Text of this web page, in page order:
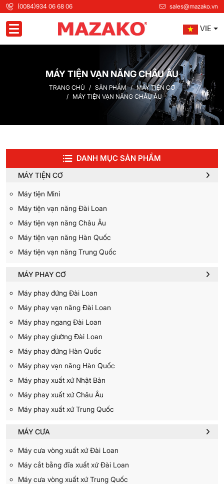
(0084)934 06 68 06 sales@mazako.vn
Toggle navigation VIE
MÁY TIỆN VẠN NĂNG CHÂU ÂU
TRANG CHỦ SẢN PHẨM
MÁY TIỆN CƠ
MÁY TIỆN VẠN NĂNG CHÂU ÂU
DANH MỤC SẢN PHẨM
MÁY TIỆN CƠ
Máy tiện Mini
Máy tiện vạn năng Đài Loan
Máy tiện vạn năng Châu Âu
Máy tiện vạn năng Hàn Quốc
Máy tiện vạn năng Trung Quốc
MÁY PHAY CƠ
Máy phay đứng Đài Loan
Máy phay vạn năng Đài Loan
Máy phay ngang Đài Loan
Máy phay giường Đài Loan
Máy phay đứng Hàn Quốc
Máy phay vạn năng Hàn Quốc
Máy phay xuất xứ Nhật Bản
Máy phay xuất xứ Châu Âu
Máy phay xuất xứ Trung Quốc
MÁY CƯA
Máy cưa vòng xuất xứ Đài Loan
Máy cắt bằng đĩa xuất xứ Đài Loan
Máy cưa vòng xuất xứ Trung Quốc